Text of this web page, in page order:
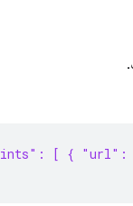
"endpoints":